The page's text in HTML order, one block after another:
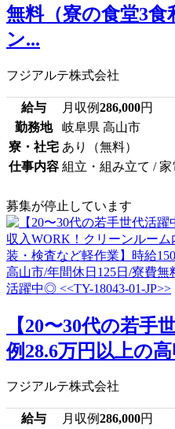
無料（寮の食堂3
ン...
フジアルテ株式会社
給与 月収例286,000円
勤務地
岐阜県 高山市
寮・社宅 あり（無料）
仕事内容 組立・組み立て / 家
募集が停止しています
【20〜30代の若手
例28.6万円以上の
フジアルテ株式会社
給与 月収例286,000円